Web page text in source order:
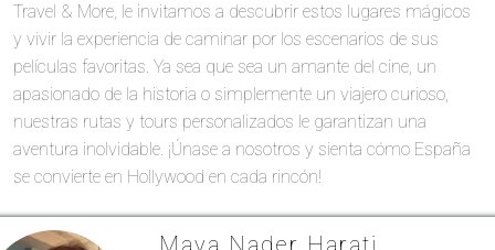
Travel & More, le invitamos a descubrir estos lugares mágicos
y vivir la experiencia de caminar por los escenarios de sus
películas favoritas. Ya sea que sea un amante del cine, un
apasionado de la historia o simplemente un viajero curioso,
nuestras rutas y tours personalizados le garantizan una
aventura inolvidable. ¡Únase a nosotros y sienta cómo España
se convierte en Hollywood en cada rincón!